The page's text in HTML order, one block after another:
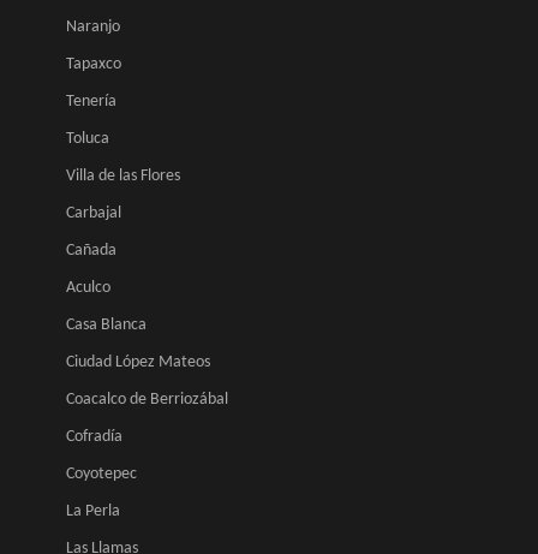
Naranjo
Tapaxco
Tenería
Toluca
Villa de las Flores
Carbajal
Cañada
Aculco
Casa Blanca
Ciudad López Mateos
Coacalco de Berriozábal
Cofradía
Coyotepec
La Perla
Las Llamas